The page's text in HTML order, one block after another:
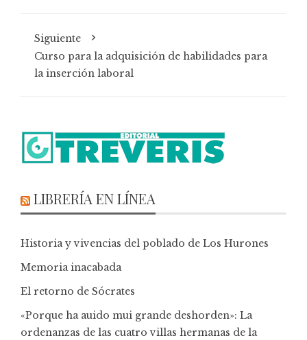
Siguiente
Curso para la adquisición de habilidades para
la inserción laboral
LIBRERÍA EN LÍNEA
Historia y vivencias del poblado de Los Hurones
Memoria inacabada
El retorno de Sócrates
«Porque ha auido mui grande deshorden»: La
ordenanzas de las cuatro villas hermanas de la